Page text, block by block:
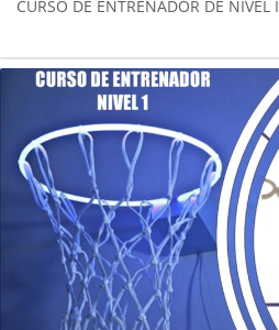
CURSO DE ENTRENADOR DE NIVEL I